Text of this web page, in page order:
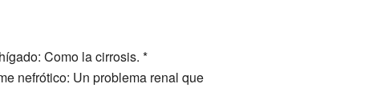
Como la cirrosis. *
nefrótico: Un problema renal que